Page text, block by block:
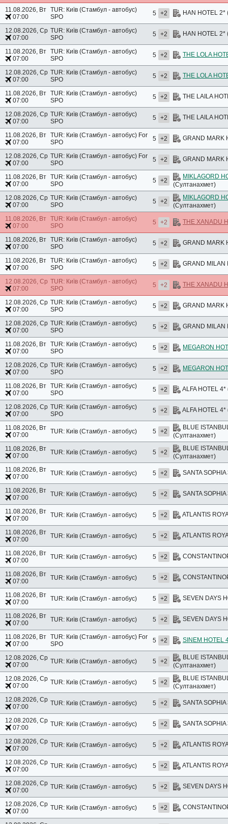
11.08.2026, Вт
07:00
TUR: Київ (Стамбул - автобус)
SPO
5 +2 HAN HOTEL
12.08.2026, Ср
07:00
TUR: Київ (Стамбул - автобус)
SPO
5 +2 HAN HOTEL
11.08.2026, Вт
07:00
TUR: Київ (Стамбул - автобус)
SPO
5 +2 THE LOLA
12.08.2026, Ср
07:00
TUR: Київ (Стамбул - автобус)
SPO
5 +2 THE LOLA
11.08.2026, Вт
07:00
TUR: Київ (Стамбул - автобус)
SPO
5 +2 THE LAILA
12.08.2026, Ср
07:00
TUR: Київ (Стамбул - автобус)
SPO
5 +2 THE LAILA
11.08.2026, Вт
07:00
TUR: Київ (Стамбул - автобус) For
SPO
5 +2 GRAND MARK
12.08.2026, Ср
07:00
TUR: Київ (Стамбул - автобус) For
SPO
5 +2 GRAND MARK
11.08.2026, Вт
07:00
TUR: Київ (Стамбул - автобус)
SPO
5 +2
MIKLAGORD
(Султанахмет)
12.08.2026, Ср
07:00
TUR: Київ (Стамбул - автобус)
SPO
5 +2
MIKLAGORD
(Султанахмет)
11.08.2026, Вт
07:00
TUR: Київ (Стамбул - автобус)
SPO
5 +2 THE XANADU
11.08.2026, Вт
07:00
TUR: Київ (Стамбул - автобус)
SPO
5 +2 GRAND MARK
11.08.2026, Вт
07:00
TUR: Київ (Стамбул - автобус)
SPO
5 +2 GRAND MILAN
12.08.2026, Ср
07:00
TUR: Київ (Стамбул - автобус)
SPO
5 +2 THE XANADU
12.08.2026, Ср
07:00
TUR: Київ (Стамбул - автобус)
SPO
5 +2 GRAND MARK
12.08.2026, Ср
07:00
TUR: Київ (Стамбул - автобус)
SPO
5 +2 GRAND MILAN
11.08.2026, Вт
07:00
TUR: Київ (Стамбул - автобус)
SPO
5 +2 MEGARON
12.08.2026, Ср
07:00
TUR: Київ (Стамбул - автобус)
SPO
5 +2 MEGARON
11.08.2026, Вт
07:00
TUR: Київ (Стамбул - автобус)
SPO
5 +2 ALFA HOTEL
12.08.2026, Ср
07:00
TUR: Київ (Стамбул - автобус)
SPO
5 +2 ALFA HOTEL
11.08.2026, Вт
07:00
TUR: Київ (Стамбул - автобус) 5 +2
BLUE
(Султанахмет)
11.08.2026, Вт
07:00
TUR: Київ (Стамбул - автобус) 5 +2
BLUE
(Султанахмет)
11.08.2026, Вт
07:00
TUR: Київ (Стамбул - автобус) 5 +2 SANTA
11.08.2026, Вт
07:00
TUR: Київ (Стамбул - автобус) 5 +2 SANTA
11.08.2026, Вт
07:00
TUR: Київ (Стамбул - автобус) 5 +2 ATLANTIS
11.08.2026, Вт
07:00
TUR: Київ (Стамбул - автобус) 5 +2 ATLANTIS
11.08.2026, Вт
07:00
TUR: Київ (Стамбул - автобус) 5 +2
11.08.2026, Вт
07:00
TUR: Київ (Стамбул - автобус) 5 +2
11.08.2026, Вт
07:00
TUR: Київ (Стамбул - автобус) 5 +2 SEVEN DAYS
11.08.2026, Вт
07:00
TUR: Київ (Стамбул - автобус) 5 +2 SEVEN DAYS
11.08.2026, Вт
07:00
TUR: Київ (Стамбул - автобус) For
SPO
5 +2 SINEM HOTEL
12.08.2026, Ср
07:00
TUR: Київ (Стамбул - автобус) 5 +2
BLUE
(Султанахмет)
12.08.2026, Ср
07:00
TUR: Київ (Стамбул - автобус) 5 +2
BLUE
(Султанахмет)
12.08.2026, Ср
07:00
TUR: Київ (Стамбул - автобус) 5 +2 SANTA
12.08.2026, Ср
07:00
TUR: Київ (Стамбул - автобус) 5 +2 SANTA
12.08.2026, Ср
07:00
TUR: Київ (Стамбул - автобус) 5 +2 ATLANTIS
12.08.2026, Ср
07:00
TUR: Київ (Стамбул - автобус) 5 +2 ATLANTIS
12.08.2026, Ср
07:00
TUR: Київ (Стамбул - автобус) 5 +2 SEVEN DAYS
12.08.2026, Ср
07:00
TUR: Київ (Стамбул - автобус) 5 +2